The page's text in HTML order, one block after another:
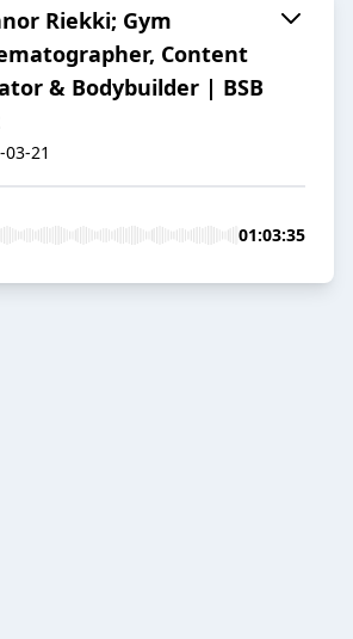
Riekki; Gym
Content
& Bodybuilder | BSB
21
01:03:35